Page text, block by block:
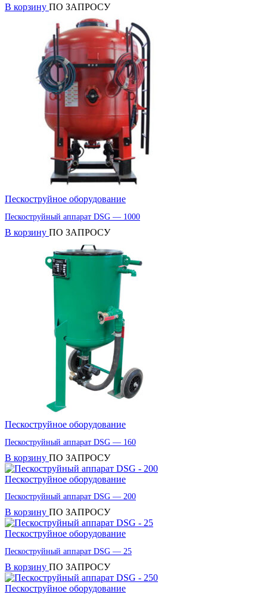
В корзину ПО ЗАПРОСУ
Пескоструйное оборудование
Пескоструйный аппарат DSG — 1000
В корзину ПО ЗАПРОСУ
Пескоструйное оборудование
Пескоструйный аппарат DSG — 160
В корзину ПО ЗАПРОСУ
Пескоструйное оборудование
Пескоструйный аппарат DSG — 200
В корзину ПО ЗАПРОСУ
Пескоструйное оборудование
Пескоструйный аппарат DSG — 25
В корзину ПО ЗАПРОСУ
Пескоструйное оборудование